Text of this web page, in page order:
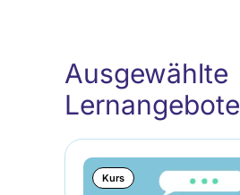
Ausgewählte
Lernangebote
Kurs